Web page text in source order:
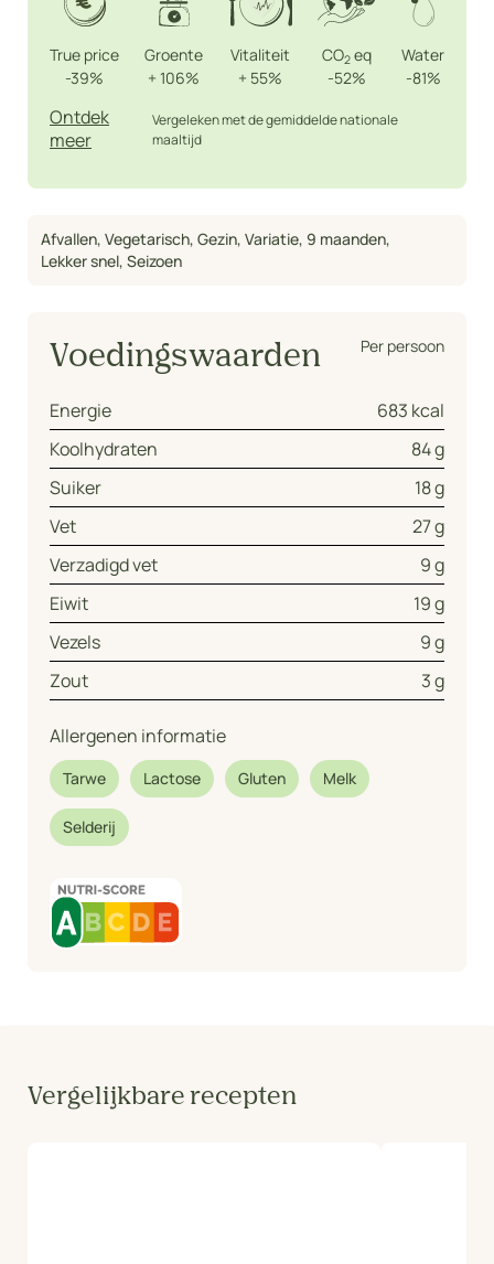
True price
-39%
Groente
+ 106%
Vitaliteit
+ 55%
CO2 eq
-52%
Water
-81%
Ontdek
meer
Vergeleken met de gemiddelde nationale
maaltijd
Afvallen, Vegetarisch, Gezin, Variatie, 9 maanden,
Lekker snel, Seizoen
Voedingswaarden Per persoon
Energie
683 kcal
Koolhydraten
84 g
Suiker
18 g
Vet
27 g
Verzadigd vet
9 g
Eiwit
19 g
Vezels
9 g
Zout
3 g
Allergenen informatie
Tarwe Lactose Gluten Melk
Selderij
Vergelijkbare recepten